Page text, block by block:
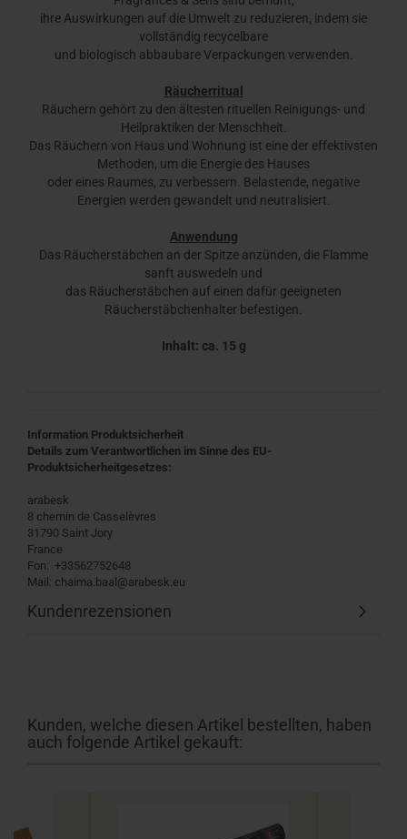
ihre Auswirkungen auf die Umwelt zu reduzieren, indem sie
vollständig recycelbare
und biologisch abbaubare Verpackungen verwenden.
Räucherritual
Räuchern gehört zu den ältesten rituellen Reinigungs- und
Heilpraktiken der Menschheit.
Das Räuchern von Haus und Wohnung ist eine der effektivsten
Methoden, um die Energie des Hauses
oder eines Raumes, zu verbessern. Belastende, negative
Energien werden gewandelt und neutralisiert.
Anwendung
Das Räucherstäbchen an der Spitze anzünden, die Flamme
sanft auswedeln und
das Räucherstäbchen auf einen dafür geeigneten
Räucherstäbchenhalter befestigen.
Inhalt: ca. 15 g
Information Produktsicherheit
Details zum Verantwortlichen im Sinne des EU-
Produktsicherheitgesetzes:
arabesk
8 chemin de Casselèvres
31790 Saint Jory
France
Fon: +33562752648
Mail: chaima.baal@arabesk.eu
Kundenrezensionen
Kunden, welche diesen Artikel bestellten, haben
auch folgende Artikel gekauft: